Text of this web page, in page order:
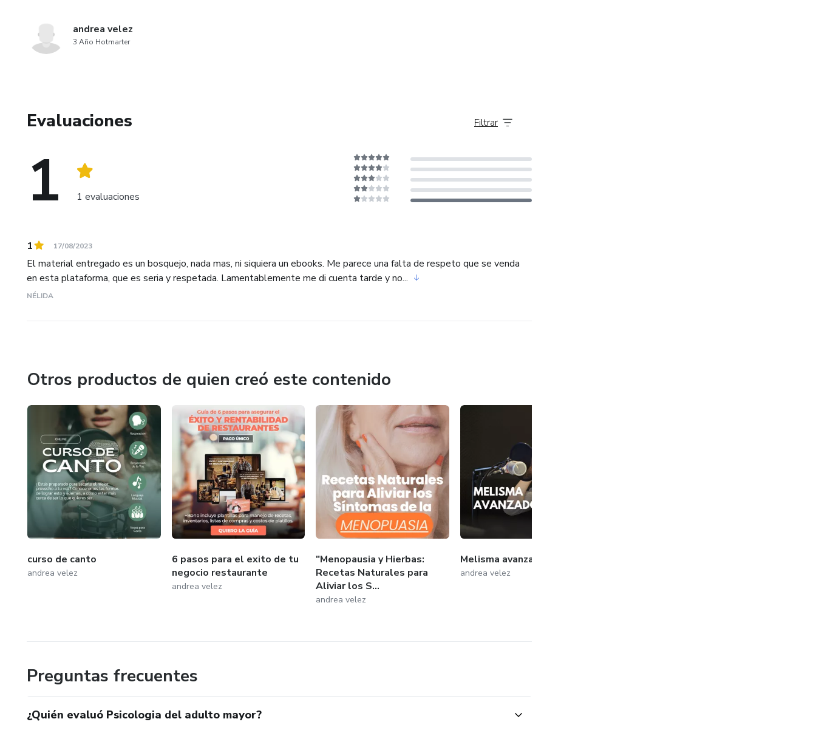
andrea velez
3 Año Hotmarter
Evaluaciones
1 1 evaluaciones
Filtrar
1 17/08/2023
El material entregado es un bosquejo, nada mas, ni siquiera un ebooks. Me parece una falta de respeto que se venda
en esta plataforma, que es seria y respetada. Lamentablemente me di cuenta tarde y no...
NÉLIDA
Otros productos de quien creó este contenido
curso de canto
andrea velez
6 pasos para el exito de tu
negocio restaurante
andrea velez
"Menopausia y Hierbas:
Recetas Naturales para
Aliviar los S...
andrea velez
Melisma avanzado
andrea velez
Preguntas frecuentes
¿Quién evaluó Psicologia del adulto mayor?